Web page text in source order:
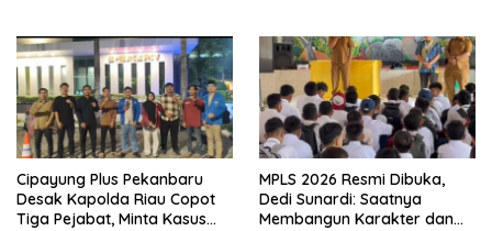
Cipayung Plus Pekanbaru
Desak Kapolda Riau Copot
Tiga Pejabat, Minta Kasus
MPLS 2026 Resmi Dibuka,
Dedi Sunardi: Saatnya
Membangun Karakter dan